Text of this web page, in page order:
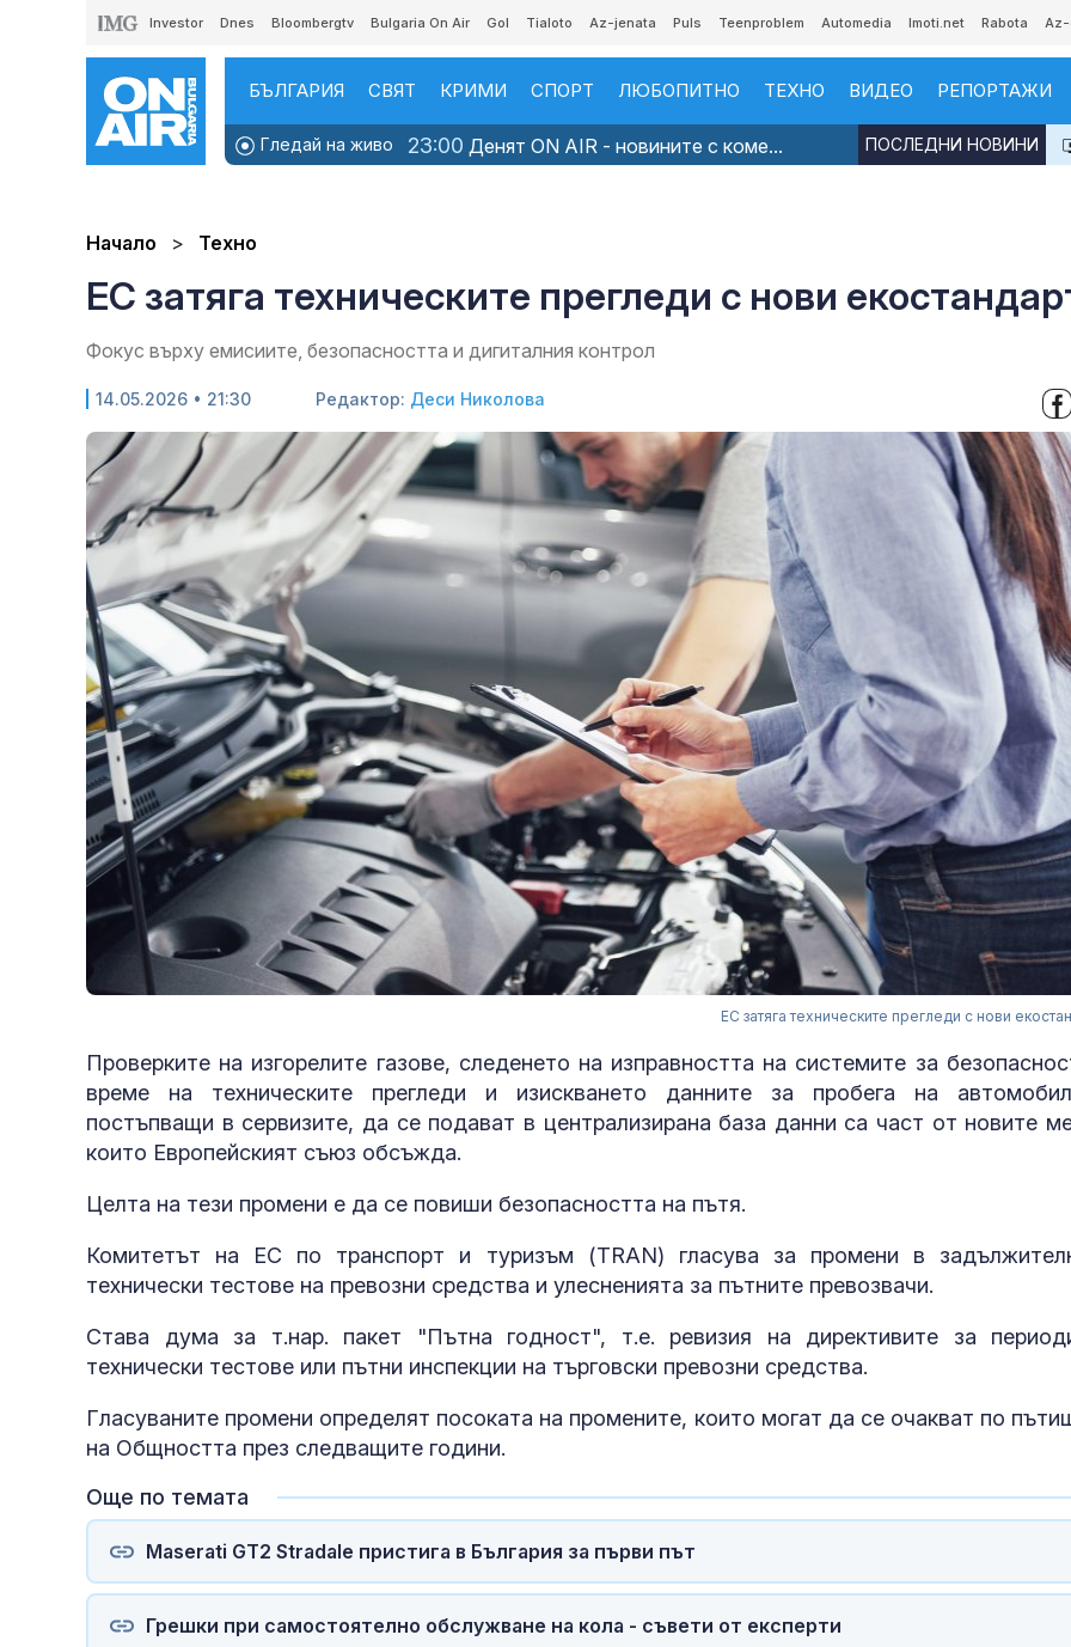
Investor Dnes Bloombergtv Bulgaria On Air Gol Tialoto Az-jenata Puls Teenproblem Automedia Imoti.net Rabota Az-
БЪЛГАРИЯ СВЯТ КРИМИ СПОРТ ЛЮБОПИТНО ТЕХНО ВИДЕО РЕПОРТАЖИ
Гледай на живо 23:00 Денят ON AIR - новините с коме... ПОСЛЕДНИ НОВИНИ
Начало Техно
ЕС затяга техническите прегледи с нови
Фокус върху емисиите, безопасността и дигиталния контрол
14.05.2026 • 21:30 Редактор: Деси Николова
ЕС затяга техническите прегледи с нови
Проверките на изгорелите газове, следенето на изправността на системите за
време на техническите прегледи и изискването данните за пробега на
постъпващи в сервизите, да се подават в централизирана база данни са част от новите
които Европейският съюз обсъжда.
Целта на тези промени е да се повиши безопасността на пътя.
Комитетът на ЕС по транспорт и туризъм (TRAN) гласува за промени в
технически тестове на превозни средства и улесненията за пътните превозвачи.
Става дума за т.нар. пакет "Пътна годност", т.е. ревизия на директивите за
технически тестове или пътни инспекции на търговски превозни средства.
Гласуваните промени определят посоката на промените, които могат да се очакват по
на Общността през следващите години.
Още по темата
Maserati GT2 Stradale пристига в България за първи път
Грешки при самостоятелно обслужване на кола - съвети от експерти
Клум
Тайната